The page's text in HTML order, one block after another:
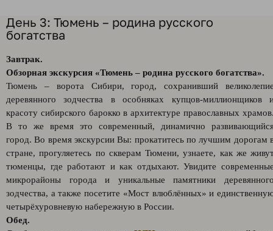
День 3: Тюмень – родина русского
богатства
Завтрак.
Обзорная экскурсия «Тюмень – родина русского богатства».
Тюмень – ворота Сибири, город, сохранивший
деревянного зодчества в особняках купцов-миллионщиков
красоту сибирского барокко в архитектуре православных
В то же время это современный, динамично
город. Во время экскурсии Вы: прокатитесь по лучшим дорогам
стране, прогуляетесь по скверам Тюмени, узнаете, как же
тюменцы, где работают и как отдыхают. Увидите
микрорайоны города и уникальные памятники
зодчества, а также посетите «Мост влюблённых» и
четырёхуровневую набережную в России.
Обед.